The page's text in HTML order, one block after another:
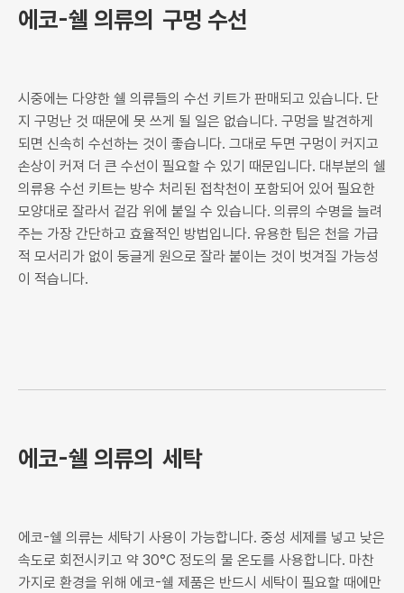
에코-쉘 의류의 구멍 수선
시중에는 다양한 쉘 의류들의 수선 키트가 판매되고 있습니다. 단
지 구멍난 것 때문에 못 쓰게 될 일은 없습니다. 구멍을 발견하게
되면 신속히 수선하는 것이 좋습니다. 그대로 두면 구멍이 커지고
손상이 커져 더 큰 수선이 필요할 수 있기 때문입니다. 대부분의 쉘
의류용 수선 키트는 방수 처리된 접착천이 포함되어 있어 필요한
모양대로 잘라서 겉감 위에 붙일 수 있습니다. 의류의 수명을 늘려
주는 가장 간단하고 효율적인 방법입니다. 유용한 팁은 천을 가급
적 모서리가 없이 둥글게 원으로 잘라 붙이는 것이 벗겨질 가능성
이 적습니다.
에코-쉘 의류의 세탁
에코-쉘 의류는 세탁기 사용이 가능합니다. 중성 세제를 넣고 낮은
속도로 회전시키고 약 30°C 정도의 물 온도를 사용합니다. 마찬
가지로 환경을 위해 에코-쉘 제품은 반드시 세탁이 필요할 때에만